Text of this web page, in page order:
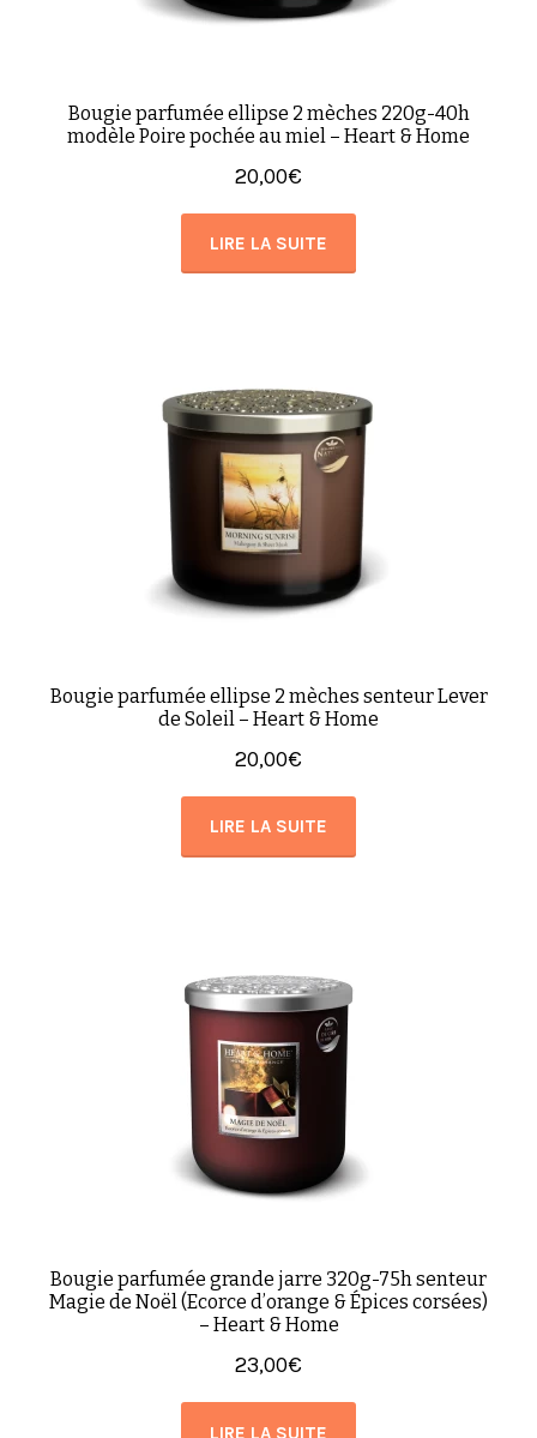
Bougie parfumée ellipse 2 mèches 220g-40h
modèle Poire pochée au miel – Heart & Home
20,00€
LIRE LA SUITE
Bougie parfumée ellipse 2 mèches senteur Lever
de Soleil – Heart & Home
20,00€
LIRE LA SUITE
Bougie parfumée grande jarre 320g-75h senteur
Magie de Noël (Ecorce d’orange & Épices corsées)
– Heart & Home
23,00€
LIRE LA SUITE